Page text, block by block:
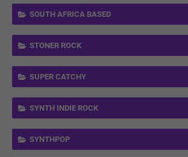
SOUTH AFRICA BASED
STONER ROCK
SUPER CATCHY
SYNTH INDIE ROCK
SYNTHPOP